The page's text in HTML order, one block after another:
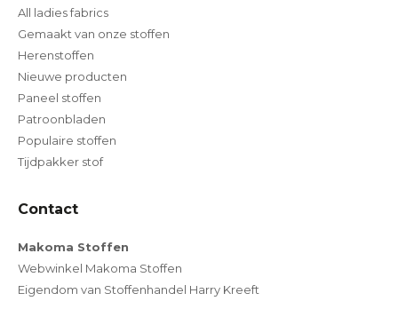
All ladies fabrics
Gemaakt van onze stoffen
Herenstoffen
Nieuwe producten
Paneel stoffen
Patroonbladen
Populaire stoffen
Tijdpakker stof
Contact
Makoma Stoffen
Webwinkel Makoma Stoffen
Eigendom van Stoffenhandel Harry Kreeft